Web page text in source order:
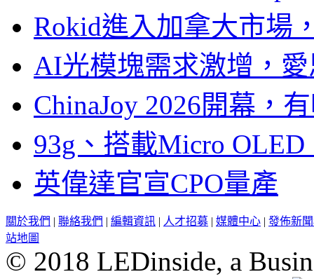
Rokid進入加拿大市場
AI光模塊需求激增，
ChinaJoy 2026開幕，
93g、搭載Micro
英偉達官宣CPO量產
關於我們 | 聯絡我們 | 編輯資訊 | 人才招募 | 媒體中心 | 發佈新
站地圖
© 2018 LEDinside, a